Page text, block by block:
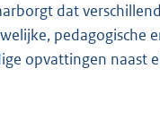
dat
pedagogische
opvattingen naast